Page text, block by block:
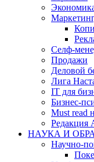
Селф-
Продажи
Деловой
Лига
IT для
Бизнес-
Must read
Редакция
НАУКА И
Научно-